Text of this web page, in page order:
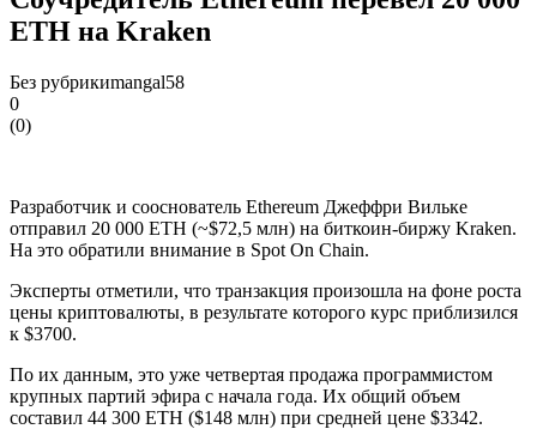
ETH на Kraken
Без рубрикиmangal58
0
(0)
Разработчик и сооснователь Ethereum Джеффри Вильке
отправил 20 000 ETH (~$72,5 млн) на биткоин-биржу Kraken.
На это обратили внимание в Spot On Chain.
Эксперты отметили, что транзакция произошла на фоне роста
цены криптовалюты, в результате которого курс приблизился
к $3700.
По их данным, это уже четвертая продажа программистом
крупных партий эфира с начала года. Их общий объем
составил 44 300 ETH ($148 млн) при средней цене $3342.